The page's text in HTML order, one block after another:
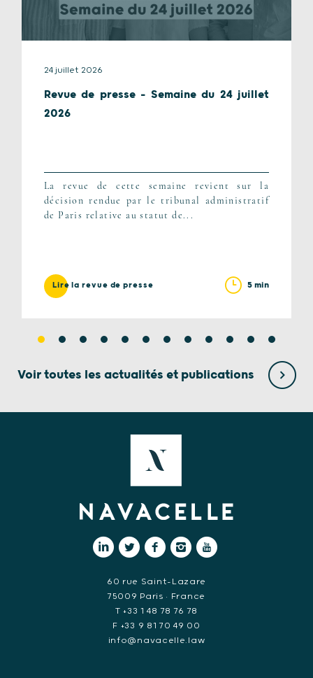
24 juillet 2026
Revue de presse – Semaine du 24 juillet
2026
La revue de cette semaine revient sur la
décision rendue par le tribunal administratif
de Paris relative au statut de...
Lire la revue de presse 5 min
Voir toutes les actualités et publications
60 rue Saint-Lazare
75009 Paris • France
T +33 1 48 78 76 78
F +33 9 81 70 49 00
info@navacelle.law